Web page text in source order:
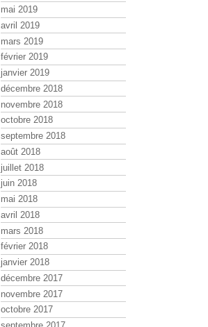
mai 2019
avril 2019
mars 2019
février 2019
janvier 2019
décembre 2018
novembre 2018
octobre 2018
septembre 2018
août 2018
juillet 2018
juin 2018
mai 2018
avril 2018
mars 2018
février 2018
janvier 2018
décembre 2017
novembre 2017
octobre 2017